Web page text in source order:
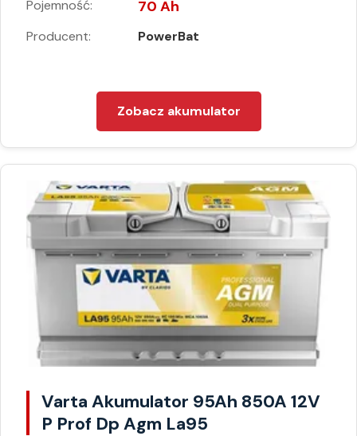
Pojemność: 70 Ah
Producent: PowerBat
Zobacz akumulator
Varta Akumulator 95Ah 850A 12V
P Prof Dp Agm La95